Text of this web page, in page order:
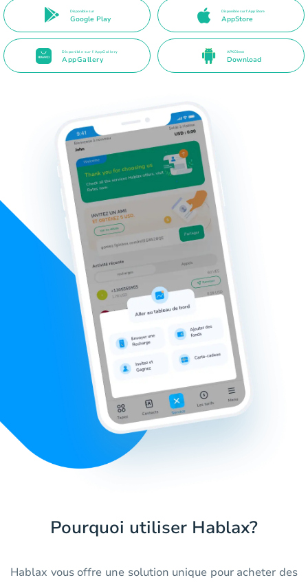
Disponible sur
Google Play
Disponible sur l'App Store
AppStore
Disponible sur l'AppGallery
AppGallery
APK Direct
Download
Pourquoi utiliser Hablax?
Hablax vous offre une solution unique pour acheter des